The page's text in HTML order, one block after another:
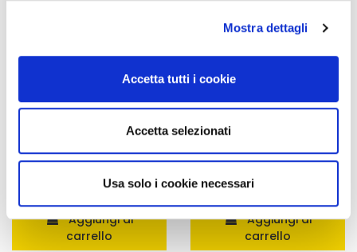
Approfondisci come vengono elaborati i tuoi dati personali
dalla Dichiarazione sui cookie.
Utilizziamo i cookie per personalizzare contenuti ed
analizzare il nostro traffico. Condividiamo inoltre
informazioni sul modo in cui utilizza il nostro sito con i
nostri partner che si occupano di analisi dei dati web,
pubblicità e social media, i quali potrebbero combinarle
con altre informazioni che ha fornito loro o che hanno
Mostra dettagli
Accetta tutti i cookie
Accetta selezionati
Usa solo i cookie necessari
Integratori per dimagrire
Amin 21 K alla vaniglia
- 21 bustine
55,18 €
Aggiungi al
carrello
Kit dimagranti - Diete rapide
Kit Promo: 3 confezioni
Amin 21 K Cacao
96,00 €
Aggiungi al
carrello